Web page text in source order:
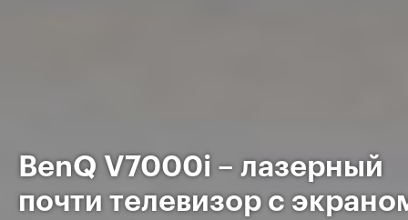
BenQ V7000i – лазерный
почти телевизор с